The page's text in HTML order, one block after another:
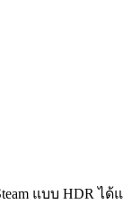
แบบ HDR